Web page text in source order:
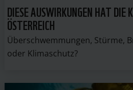
DIESE AUSWIRKUNGEN HAT DIE
ÖSTERREICH
Überschwemmungen, Stürme,
oder Klimaschutz?